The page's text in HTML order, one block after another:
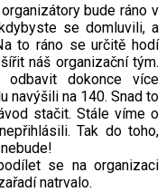
bude ráno v
se domluvili, a
to ráno se určitě hodí
náš organizační tým.
odbavit dokonce více
navýšili na 140. Snad to
stačit. Stále víme o
Tak do toho,
se na organizaci
natrvalo.